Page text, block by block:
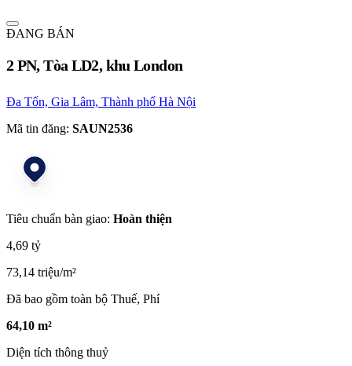
ĐANG BÁN
2 PN, Tòa LD2, khu London
Đa Tốn, Gia Lâm, Thành phố Hà Nội
Mã tin đăng: SAUN2536
Tiêu chuẩn bàn giao: Hoàn thiện
4,69 tỷ
73,14 triệu/m²
Đã bao gồm toàn bộ Thuế, Phí
64,10 m²
Diện tích thông thuỷ